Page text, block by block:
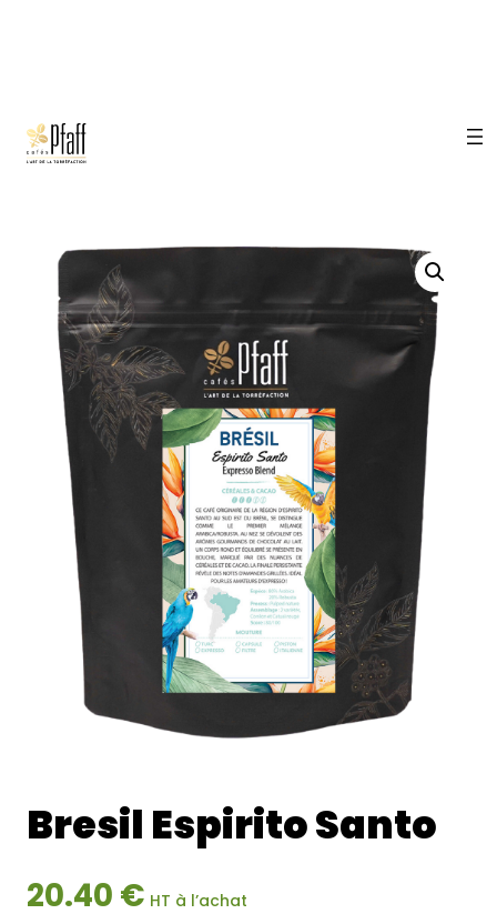
Bresil Espirito Santo
20.40 € HT à l’achat